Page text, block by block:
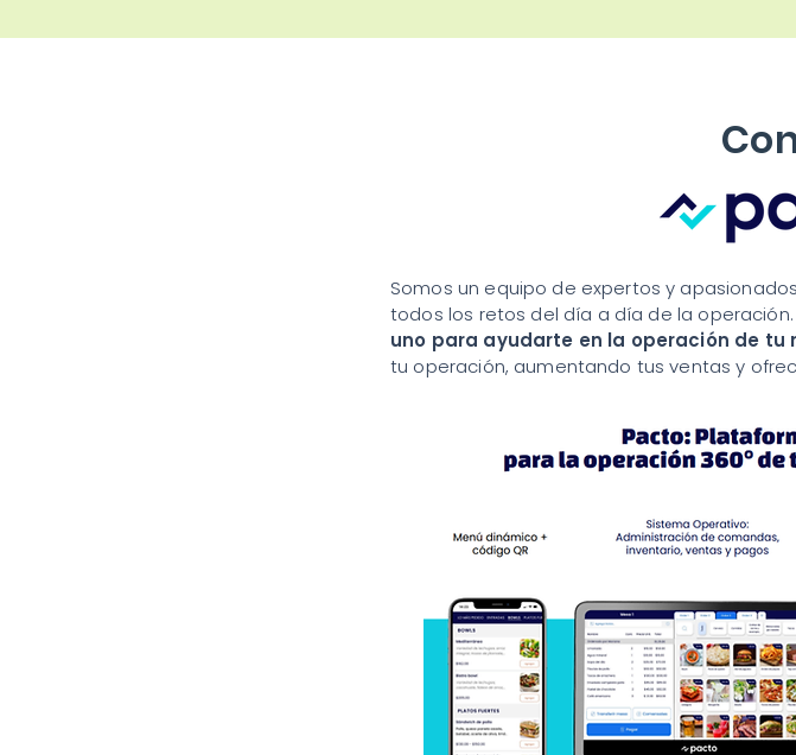
Somos un equipo de expertos y
todos los retos del día a día de la operación.
uno para ayudarte en la operación de
tu operación, aumentando tus ventas y